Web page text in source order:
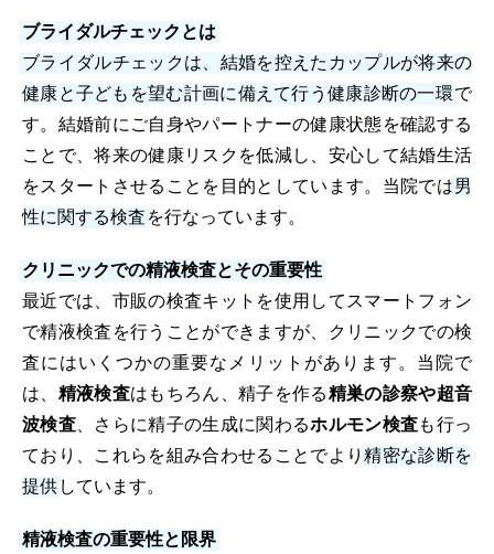
ブライダルチェックとは
ブライダルチェックは、結婚を控えたカップルが将来の
健康と子どもを望む計画に備えて行う健康診断の一環で
す。結婚前にご自身やパートナーの健康状態を確認する
ことで、将来の健康リスクを低減し、安心して結婚生活
をスタートさせることを目的としています。当院では男
性に関する検査 を行なっています。
クリニックでの精液検査とその重要性
最近では、市販の検査キットを使用してスマートフォン
で精液検査を行うことができますが、クリニックでの検
査にはいくつかの重要なメリットがあります。当院で
は、 精液検査はもちろん、精子を作る精巣の診察や超音
波検査 、さらに精子の生成に関わるホルモン検査も行っ
ており、これらを組み合わせることでより精密な診断を
提供 しています。
精液検査の重要性と限界